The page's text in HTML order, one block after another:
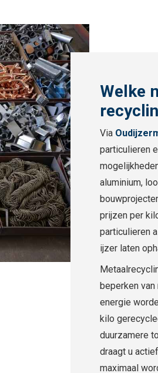
Welke
Via
particulieren
aluminium,
prijzen per
particulieren
ijzer laten
beperken
energie
kilo
duurzamere
draagt u
maximaal